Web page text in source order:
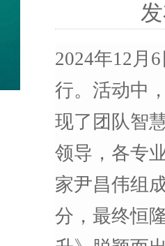
2024年12月
行。 活动中
现了团队智
领导，各专
家尹昌伟组
分，最终恒